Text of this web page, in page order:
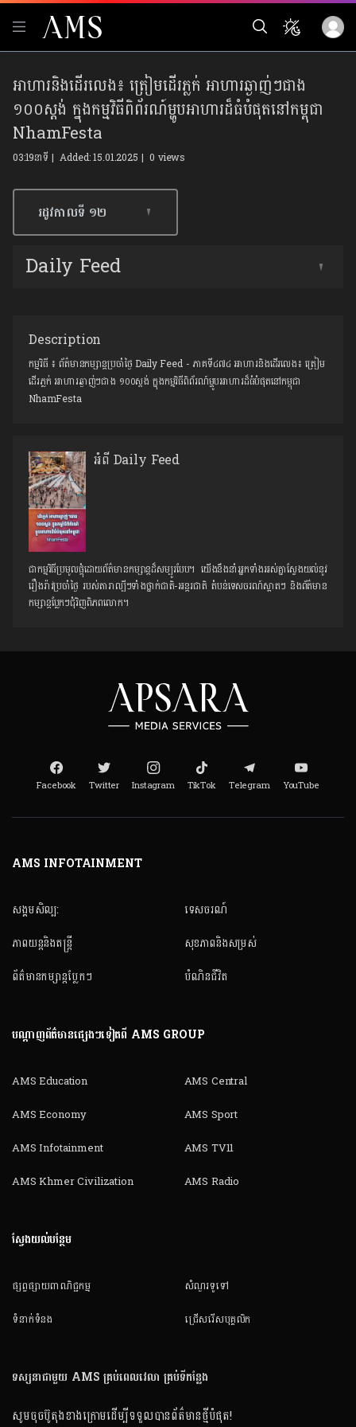
អាហារនិងដើរលេង៖ ត្រៀមដើរភ្លក់ អាហារឆ្ងាញ់ៗជាង
១០០ស្ដង់ ក្នុងកម្មវិធីពិព័រណ៍ម្ហូបអាហារដ៏ធំបំផុតនៅកម្ពុជា
NhamFesta
03:19នាទី | Added: 15.01.2025 |0 views
Description
កម្មវិធី​ ៖ ព័ត៌មានកម្សាន្ដប្រចាំថ្ងៃ Daily Feed - ភាគទី៤៧៤ អាហារនិងដើរលេង៖ ត្រៀម
ដើរភ្លក់ អាហារឆ្ងាញ់ៗជាង ១០០ស្ដង់ ក្នុងកម្មវិធីពិព័រណ៍ម្ហូបអាហារដ៏ធំបំផុតនៅកម្ពុជា
NhamFesta
អំពី Daily Feed
ជាកម្មវិធីប្រមូលផ្ដុំដោយព័ត៌មានកម្សាន្តដ៏សម្បូរបែប។ យើងនឹងនាំអ្នកទាំងអស់គ្នាស្វែងយល់នូវ
រឿងរ៉ាវប្រចាំថ្ងៃ របស់តារាល្បីៗទាំងថ្នាក់ជាតិ-អន្តរជាតិ តំបន់ទេសចរណ៍ស្អាតៗ និង​ព័ត៌មាន
កម្សាន្តប្លែកៗជុំវិញពិភពលោក។
រដូវកាលទី​ ១២
Daily Feed
Facebook Twitter Instagram TikTok Telegram YouTube
AMS INFOTAINMENT
សង្គមសិល្ប:
ភាពយន្តនិងតន្ត្រី
ព័ត៌មានកម្សាន្តប្លែកៗ
ទេសចរណ៍
សុខភាពនិងសម្រស់
បំណិនជីវិត
បណ្តាញព័ត៌មានផ្សេងៗទៀតពី AMS GROUP
AMS Education
AMS Economy
AMS Infotainment
AMS Khmer Civilization
AMS Central
AMS Sport
AMS TV11
AMS Radio
ស្វែងយល់បន្ថែម
ផ្សព្វផ្សាយពាណិជ្ជកម្ម
ទំនាក់ទំនង
សំណួរទូទៅ
ជ្រើសរើសបុគ្គលិក
ទស្សនាជាមួយ AMS គ្រប់ពេលវេលា គ្រប់ទីកន្លែង
សូមចុចប៊ូតុងខាងក្រោមដើម្បីទទួលបានព័ត៌មានថ្មីបំផុត!